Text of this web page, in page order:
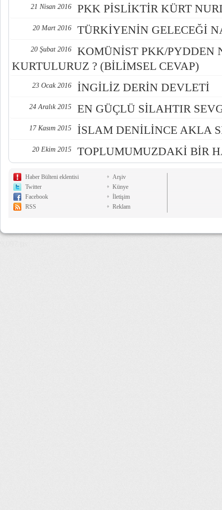
21 Nisan 2016 PKK PİSLİKTİR KÜRT
20 Mart 2016 TÜRKİYENİN GELECEĞİ
20 Şubat 2016
KOMÜNİST PKK/PYDDEN
KURTULURUZ ? (BİLİMSEL CEVAP)
23 Ocak 2016 İNGİLİZ DERİN DEVLETİ
24 Aralık 2015 EN GÜÇLÜ SİLAHTIR
17 Kasım 2015 İSLAM DENİLİNCE AKLA
20 Ekim 2015 TOPLUMUMUZDAKİ BİR
Haber Bülteni eklentisi
Twitter
Facebook
RSS
Arşiv
Künye
İletişim
Reklam